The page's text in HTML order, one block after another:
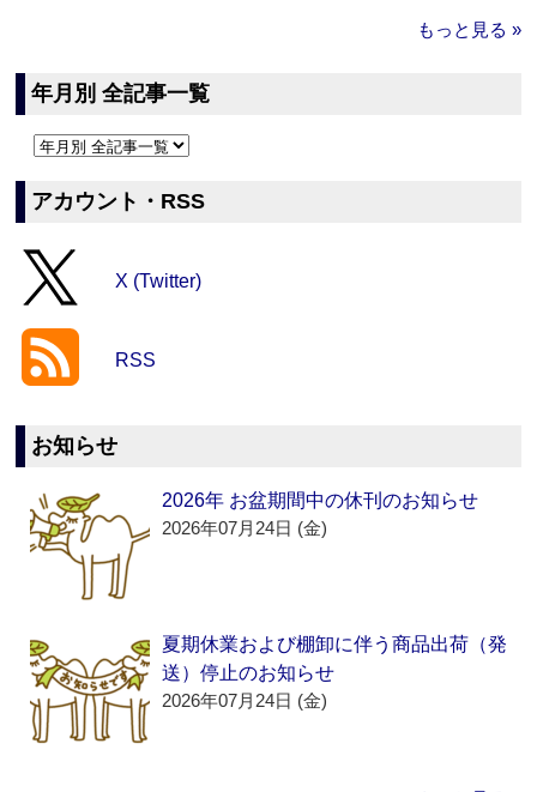
もっと見る »
年月別 全記事一覧
アカウント・RSS
X (Twitter)
RSS
お知らせ
2026年 お盆期間中の休刊のお知らせ
2026年07月24日 (金)
夏期休業および棚卸に伴う商品出荷（発
送）停止のお知らせ
2026年07月24日 (金)